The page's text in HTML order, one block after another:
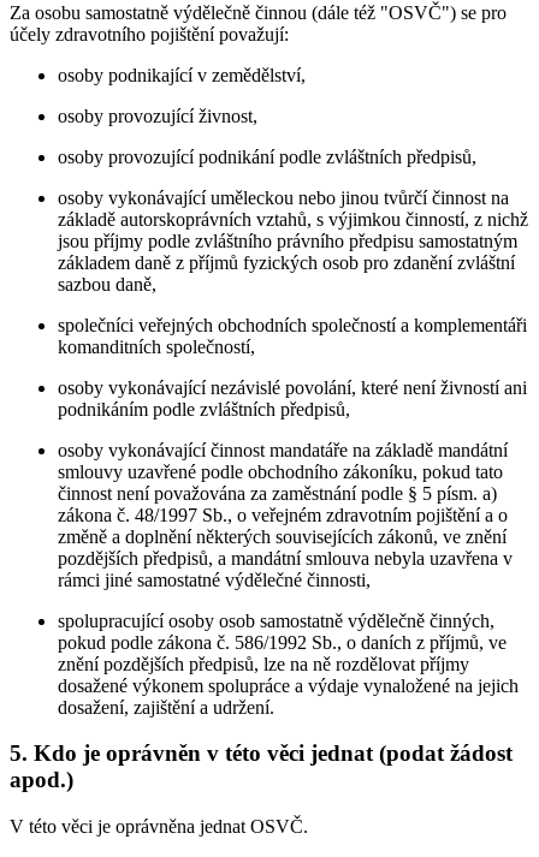
Za osobu samostatně výdělečně činnou (dále též "OSVČ") se pro
účely zdravotního pojištění považují:
osoby podnikající v zemědělství,
osoby provozující živnost,
osoby provozující podnikání podle zvláštních předpisů,
osoby vykonávající uměleckou nebo jinou tvůrčí činnost na
základě autorskoprávních vztahů, s výjimkou činností, z nichž
jsou příjmy podle zvláštního právního předpisu samostatným
základem daně z příjmů fyzických osob pro zdanění zvláštní
sazbou daně,
společníci veřejných obchodních společností a komplementáři
komanditních společností,
osoby vykonávající nezávislé povolání, které není živností ani
podnikáním podle zvláštních předpisů,
osoby vykonávající činnost mandatáře na základě mandátní
smlouvy uzavřené podle obchodního zákoníku, pokud tato
činnost není považována za zaměstnání podle § 5 písm. a)
zákona č. 48/1997 Sb., o veřejném zdravotním pojištění a o
změně a doplnění některých souvisejících zákonů, ve znění
pozdějších předpisů, a mandátní smlouva nebyla uzavřena v
rámci jiné samostatné výdělečné činnosti,
spolupracující osoby osob samostatně výdělečně činných,
pokud podle zákona č. 586/1992 Sb., o daních z příjmů, ve
znění pozdějších předpisů, lze na ně rozdělovat příjmy
dosažené výkonem spolupráce a výdaje vynaložené na jejich
dosažení, zajištění a udržení.
5. Kdo je oprávněn v této věci jednat (podat žádost
apod.)
V této věci je oprávněna jednat OSVČ.